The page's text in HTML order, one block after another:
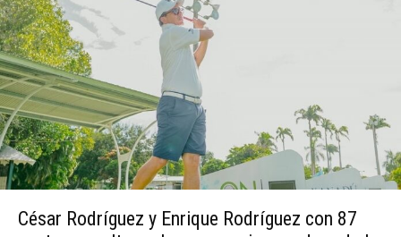
César Rodríguez y Enrique Rodríguez con 87